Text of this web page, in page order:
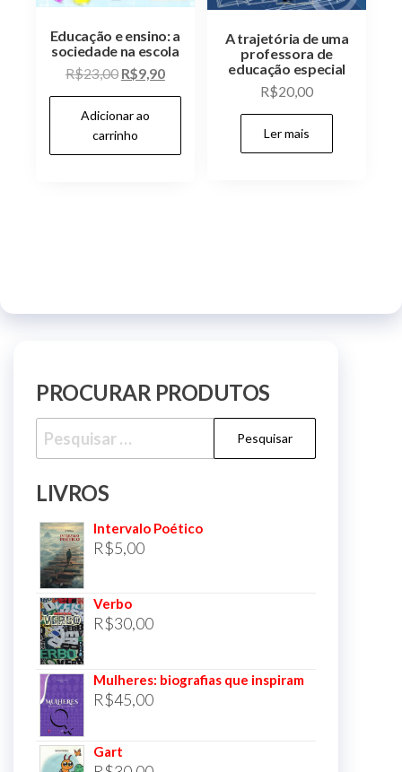
Educação e ensino: a
sociedade na escola
R$23,00 O
preço
original
era:
R$23,00.
R$9,90O
preço
R$9,90.
Adicionar ao
carrinho
A trajetória de uma
professora de
educação especial
R$20,00
Ler mais
PROCURAR PRODUTOS
Pesquisar
por:
LIVROS
Intervalo Poético
R$5,00
Verbo
R$30,00
Mulheres: biografias que inspiram
R$45,00
Gart